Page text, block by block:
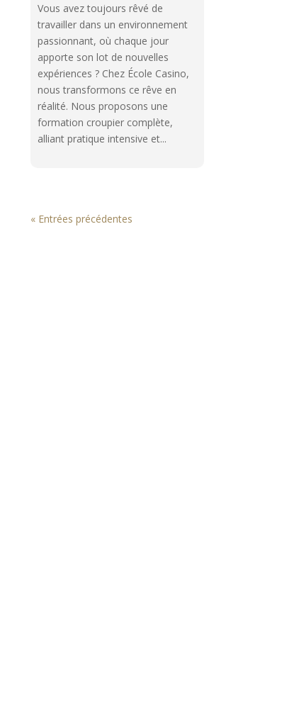
Vous avez toujours rêvé de
travailler dans un environnement
passionnant, où chaque jour
apporte son lot de nouvelles
expériences ? Chez École Casino,
nous transformons ce rêve en
réalité. Nous proposons une
formation croupier complète,
alliant pratique intensive et...
« Entrées précédentes